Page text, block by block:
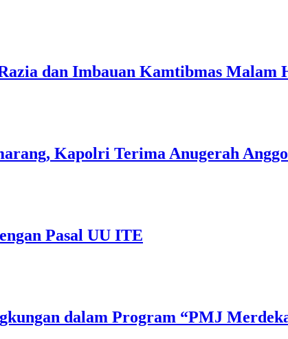
dan Imbauan Kamtibmas Malam
Kapolri Terima Anugerah
Pasal UU ITE
dalam Program “PMJ